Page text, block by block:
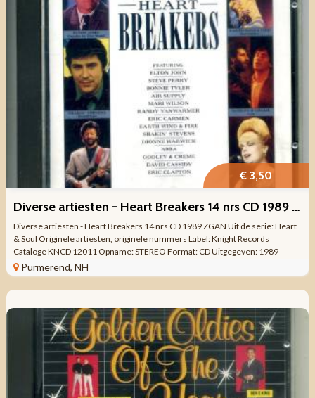
€ 3,50
Diverse artiesten - Heart Breakers 14 nrs CD 1989 ZGAN
Diverse artiesten - Heart Breakers 14 nrs CD 1989 ZGAN Uit de serie: Heart
& Soul Originele artiesten, originele nummers Label: Knight Records
Cataloge KNCD 12011 Opname: STEREO Format: CD Uitgegeven: 1989
Aantal nummers: ...
Purmerend, NH